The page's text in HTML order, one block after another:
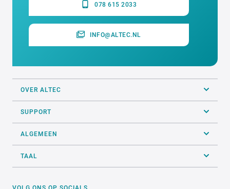
078 615 2033
INFO@ALTEC.NL
OVER ALTEC
SUPPORT
ALGEMEEN
TAAL